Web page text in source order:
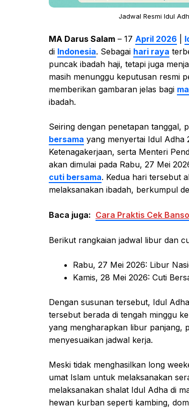
Jadwal Resmi Idul
MA Darus Salam – 17 April 2026
di Indonesia. Sebagai hari raya
puncak ibadah haji, tetapi juga
masih menunggu keputusan resmi
memberikan gambaran jelas bagi
ibadah.
Seiring dengan penetapan tanggal,
bersama yang menyertai Idul Adha
Ketenagakerjaan, serta Menteri
akan dimulai pada Rabu, 27 Mei
cuti bersama. Kedua hari tersebut
melaksanakan ibadah, berkumpul
Baca juga: Cara Praktis Cek
Berikut rangkaian jadwal libur dan
Rabu, 27 Mei 2026: Libur
Kamis, 28 Mei 2026: Cuti
Dengan susunan tersebut, Idul
tersebut berada di tengah minggu
yang mengharapkan libur panjang,
menyesuaikan jadwal kerja.
Meski tidak menghasilkan long
umat Islam untuk melaksanakan
melaksanakan shalat Idul Adha di
hewan kurban seperti kambing,